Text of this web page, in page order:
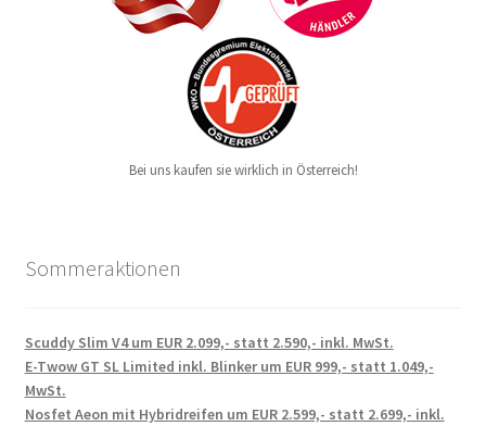
Bei uns kaufen sie wirklich in Österreich!
Sommeraktionen
Scuddy Slim V4 um EUR 2.099,- statt 2.590,- inkl. MwSt.
E-Twow GT SL Limited inkl. Blinker um EUR 999,- statt 1.049,-
MwSt.
Nosfet Aeon mit Hybridreifen um EUR 2.599,- statt 2.699,- inkl.